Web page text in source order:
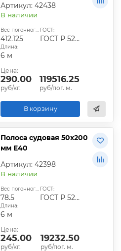
Артикул: 42438
В наличии
Вес погонного метра, кг:
412.125
ГОСТ:
ГОСТ Р 52927-2015
Длина:
6 м
Цена:
290.00
руб/кг.
119516.25
руб/пог. м.
В корзину
Полоса судовая 50х200
мм E40
Артикул: 42398
В наличии
Вес погонного метра, кг:
78.5
ГОСТ:
ГОСТ Р 52927-2015
Длина:
6 м
Цена:
245.00
руб/кг.
19232.50
руб/пог. м.